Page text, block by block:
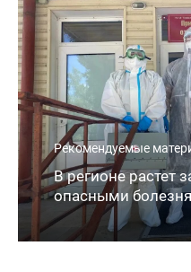
Рекомендуемые
В регионе растет
опасными